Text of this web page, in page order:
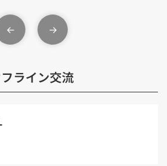
ート可 ■具体業務 ・生成AIを活
ジェクトの企画・実装 ・複数モデ
精度比較 ・Webアプリケーショ
ントエンド：TypeScript / React.js
SDK / LangChain / LangGraph ほ
Notion / GitHub / Google
・LLMを用いたチャットボット
ライン交流